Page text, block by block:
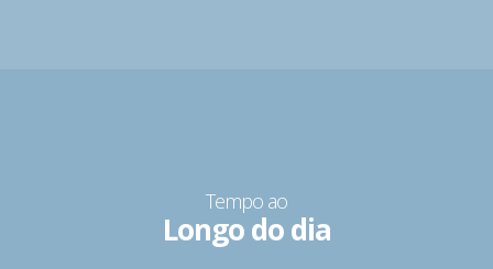
Tempo ao
Longo do dia